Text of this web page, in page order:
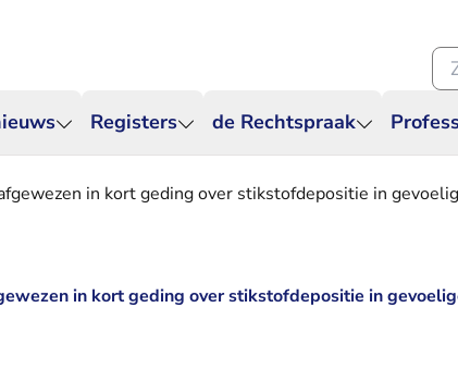
Registers de Rechtspraak
in kort geding over stikstofdepositie in
in kort geding over stikstofdepositie in